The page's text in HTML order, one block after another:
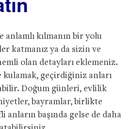
anlamlı kılmanın bir yolu
katmanız ya da sizin ve
olan detayları eklemeniz.
geçirdiğiniz anları
Doğum günleri, evlilik
bayramlar, birlikte
başında gelse de daha